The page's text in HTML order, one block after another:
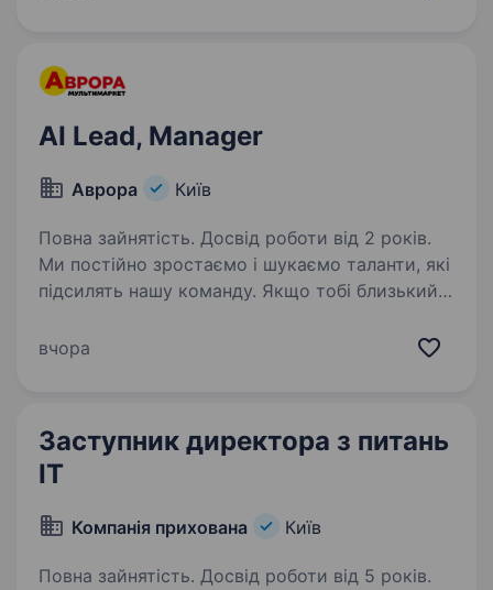
AI Lead, Manager
Аврора Київ
Повна зайнятість. Досвід роботи від 2 років.
Ми постійно зростаємо і шукаємо таланти, які
підсилять нашу команду. Якщо тобі близький
відгукуйся на вакансію і давай знайомитись!
вчора
Заступник директора з питань
ІТ
Компанія прихована Київ
Повна зайнятість. Досвід роботи від 5 років.